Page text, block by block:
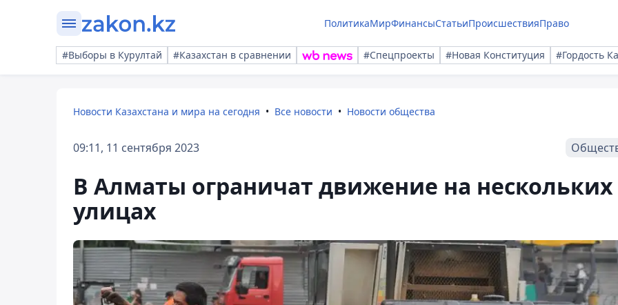
ПолитикаМирФинансыСтатьиПроисшествияПраво
#Выборы в Курултай #Казахстан в сравнении #Спецпроекты #Новая Конституция #Гордость
Новости Казахстана и мира на сегодня Все новости Новости общества
09:11, 11 сентября 2023
В Алматы ограничат движение на нескольких
улицах